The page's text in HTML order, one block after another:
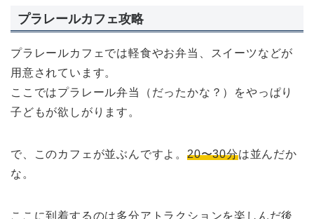
プラレールカフェ攻略
プラレールカフェでは軽食やお弁当、スイーツなどが
用意されています。
ここではプラレール弁当（だったかな？）をやっぱり
子どもが欲しがります。
で、このカフェが並ぶんですよ。20〜30分は並んだか
な。
ここに到着するのは多分アトラクションを楽しんだ後